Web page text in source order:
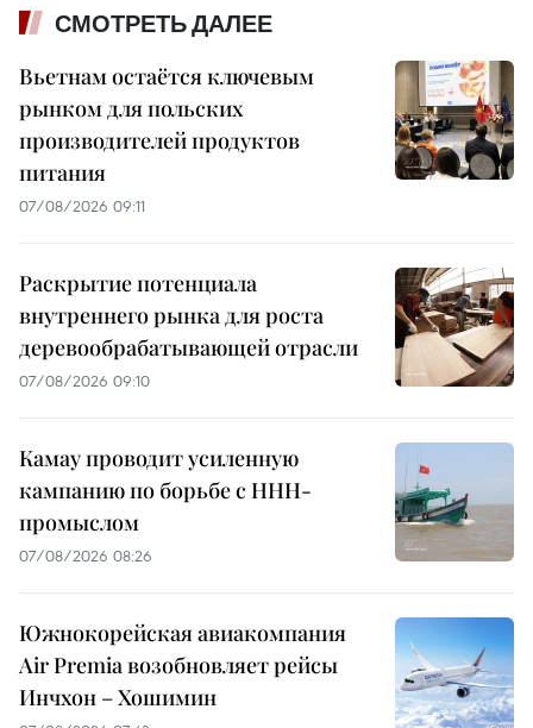
СМОТРЕТЬ ДАЛЕЕ
Вьетнам остаётся ключевым
рынком для польских
производителей продуктов
питания
07/08/2026 09:11
Раскрытие потенциала
внутреннего рынка для роста
деревообрабатывающей отрасли
07/08/2026 09:10
Камау проводит усиленную
кампанию по борьбе с ННН-
промыслом
07/08/2026 08:26
Южнокорейская авиакомпания
Air Premia возобновляет рейсы
Инчхон – Хошимин